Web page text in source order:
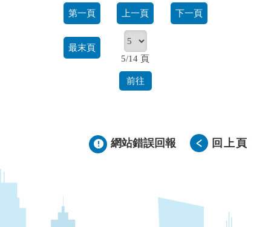
第一頁 上一頁 下一頁
最末頁
5/14 頁
前往
網站錯誤回報 回上頁